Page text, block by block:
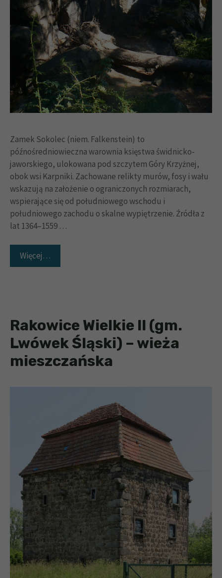
Zamek Sokolec (niem. Falkenstein) to
późnośredniowieczna warownia księstwa świdnicko-
jaworskiego, ulokowana pod szczytem Góry Krzyżnej,
obok wsi Karpniki. Zachowane relikty murów, fosy i wału
wskazują na założenie o ograniczonych rozmiarach,
wspierające się od południowego wschodu i
południowego zachodu o skalne wypiętrzenie. Źródła z
lat 1364–1559 …
Więcej…
Rakowice Wielkie II (gm.
Lwówek Śląski) – wieża
mieszczańska